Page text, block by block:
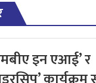
इन एआई’ र